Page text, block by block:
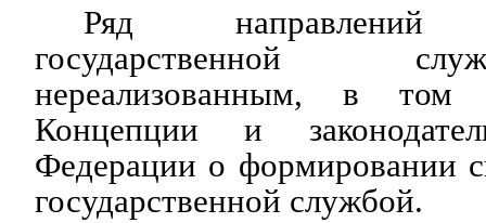
Ряд направлений
государственной
нереализованным, в том
Концепции и
Федерации о формировании
государственной службой.